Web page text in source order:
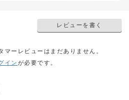
レビューを書く
マーレビューはまだありません。
イン が必要です。